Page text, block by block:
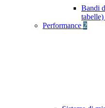
Bandi
tabelle)
Performance 2